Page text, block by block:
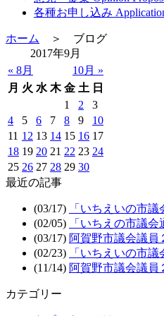
各種お申し込み
ホーム
＞ ブログ
2017年9月
« 8月
10月 »
月 火 水 木 金 土 日
1
2
3
4
5 6 7 8 9
10
11 12 13 14 15 16 17
18 19 20 21 22 23 24
25 26 27 28 29 30
最近の記事
(03/17)
「いちえいの市
(02/05)
「いちえの市議
(03/17) 阿賀野市議会議員
(02/23)
「いちえいの市
(11/14) 阿賀野市議会議員
カテゴリー